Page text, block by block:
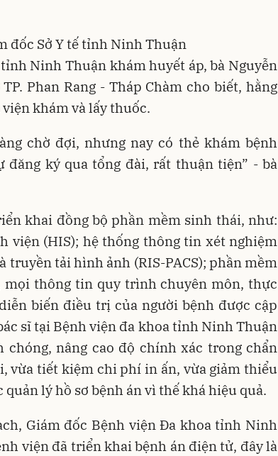
đốc Sở Y tế tỉnh Ninh Thuận
Ninh Thuận khám huyết áp, bà Nguyễn
Phan Rang - Tháp Chàm cho biết, hằng
khám và lấy thuốc.
chờ đợi, nhưng nay có thẻ khám bệnh
đăng ký qua tổng đài, rất thuận tiện” - bà
khai đồng bộ phần mềm sinh thái, như:
viện (HIS); hệ thống thông tin xét nghiệm
truyền tải hình ảnh (RIS-PACS); phần mềm
mọi thông tin quy trình chuyên môn, thực
biến điều trị của người bệnh được cập
sĩ tại Bệnh viện đa khoa tỉnh Ninh Thuận
nâng cao độ chính xác trong chẩn
vừa tiết kiệm chi phí in ấn, vừa giảm thiểu
quản lý hồ sơ bệnh án vì thế khá hiệu quả.
Giám đốc Bệnh viện Đa khoa tỉnh Ninh
viện đã triển khai bệnh án điện tử, đây là